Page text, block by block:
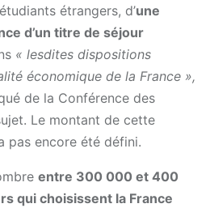
étrangers, d’une
d’un titre de séjour
« lesdites dispositions
économique de la France »,
de la Conférence des
Le montant de cette
pas encore été défini.
entre 300 000 et 400
qui choisissent la France